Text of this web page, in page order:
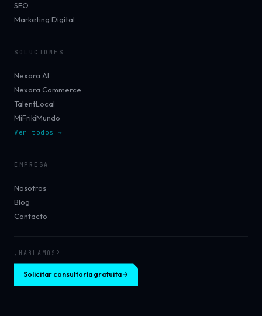
SEO
Marketing Digital
SOLUCIONES
Nexora AI
Nexora Commerce
TalentLocal
MiFrikiMundo
Ver todos →
EMPRESA
Nosotros
Blog
Contacto
¿HABLAMOS?
Solicitar consultoría gratuita